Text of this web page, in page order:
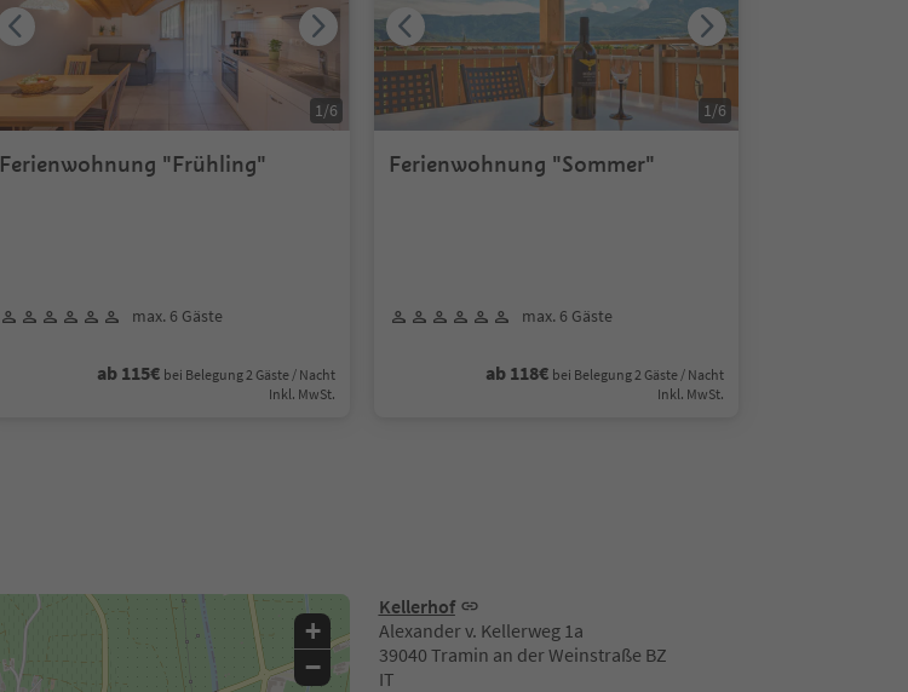
Ferienwohnung "Frühling"
max. 6 Gäste
ab 115€ bei Belegung 2 Gäste / Nacht
Inkl. MwSt.
1/6
Ferienwohnung "Sommer"
max. 6 Gäste
ab 118€ bei Belegung 2 Gäste / Nacht
Inkl. MwSt.
1/6
Kellerhof
Alexander v. Kellerweg 1a
39040 Tramin an der Weinstraße BZ
IT
+
−